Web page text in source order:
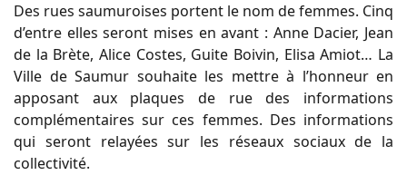
Des rues saumuroises portent le nom de femmes. Cinq
d’entre elles seront mises en avant : Anne Dacier, Jean
de la Brète, Alice Costes, Guite Boivin, Elisa Amiot… La
Ville de Saumur souhaite les mettre à l’honneur en
apposant aux plaques de rue des informations
complémentaires sur ces femmes. Des informations
qui seront relayées sur les réseaux sociaux de la
collectivité.